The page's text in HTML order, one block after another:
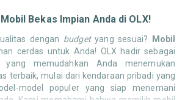
Bekas Impian Anda di OLX!
dengan budgetyang sesuai? Mobil
cerdas untuk Anda! OLX hadir sebagai
memudahkan Anda menemukan
terbaik, mulai dari kendaraan pribadi yang
model populer yang siap menemani